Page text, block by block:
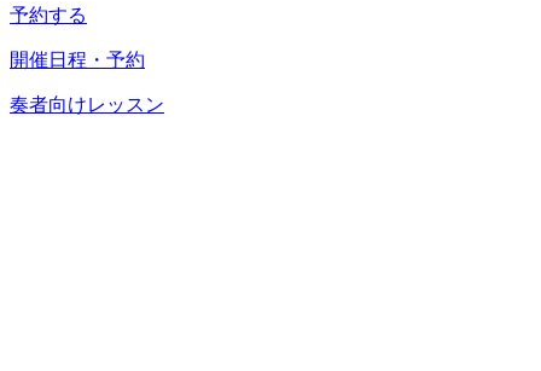
予約する
開催日程・予約
奏者向けレッスン